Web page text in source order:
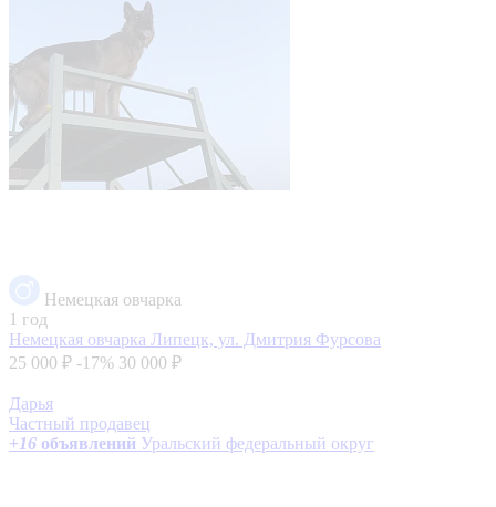
Немецкая овчарка
1 год
Немецкая овчарка Липецк, ул. Дмитрия Фурсова
25 000 ₽ -17% 30 000 ₽
Дарья
Частный продавец
+16 объявлений Уральский федеральный округ